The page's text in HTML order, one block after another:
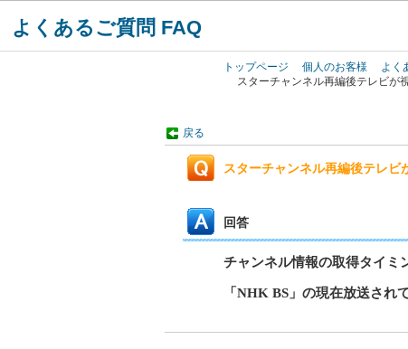
よくあるご質問 FAQ
トップページ 個人のお客様 よく
スターチャンネル再編後テレビが
戻る
スターチャンネル再編後テレビ
回答
チャンネル情報の取得タイミ
「NHK BS」の現在放送され